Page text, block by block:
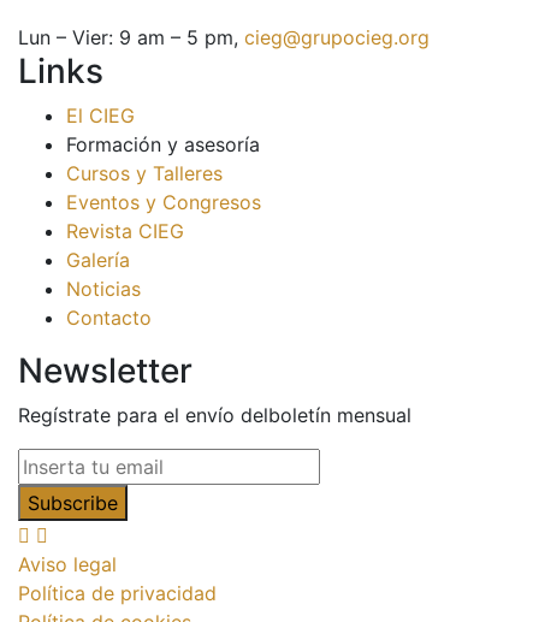
Lun – Vier: 9 am – 5 pm, cieg@grupocieg.org
Links
El CIEG
Formación y asesoría
Cursos y Talleres
Eventos y Congresos
Revista CIEG
Galería
Noticias
Contacto
Newsletter
Regístrate para el envío delboletín mensual
Aviso legal
Política de privacidad